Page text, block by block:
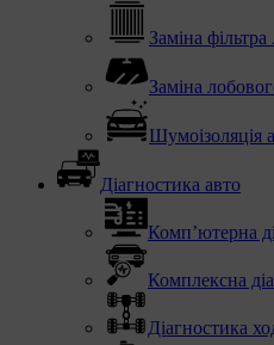
Заміна
Заміна
Шумоізоляція
Діагностика авто
Комп’ютерна
Комплексна
Діагностика